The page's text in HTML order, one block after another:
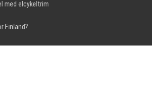
med elcykeltrim
Finland?